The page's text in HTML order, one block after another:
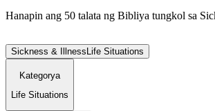
Hanapin ang 50 talata ng Bibliya tungkol sa
Sickness & Illness Life Situations
Kategorya
Life Situations